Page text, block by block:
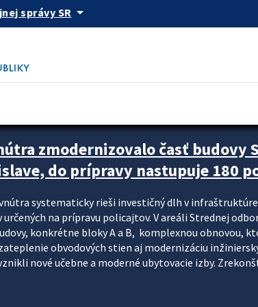
správy SR arrow_drop_down
zmodernizovalo časť budovy
do prípravy nastupuje 180
systematicky rieši investičný dlh v
na prípravu policajtov. V areáli Strednej
konkrétne bloky A a B, komplexnou obnovou,
obvodových stien aj modernizáciu
nové učebne a moderné ubytovacie izby.